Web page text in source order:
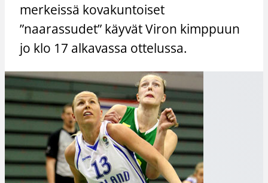
merkeissä kovakuntoiset
”naarassudet” käyvät Viron kimppuun
jo klo 17 alkavassa ottelussa.